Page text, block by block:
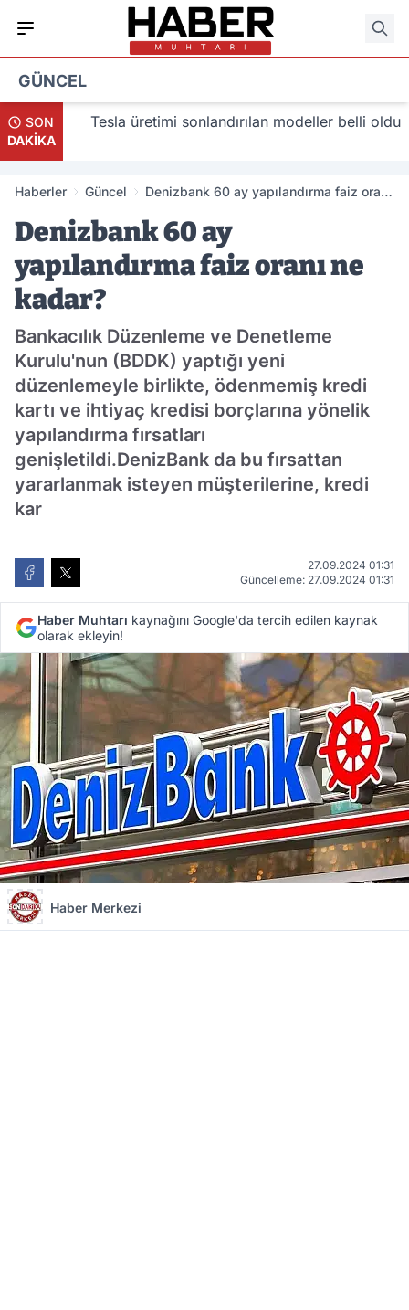
GÜNCEL
SON
DAKİKA
Tesla üretimi sonlandırılan modeller belli oldu
Haberler Güncel
Denizbank 60 ay yapılandırma faiz oranı
Denizbank 60 ay
yapılandırma faiz oranı ne
kadar?
Bankacılık Düzenleme ve Denetleme
Kurulu'nun (BDDK) yaptığı yeni
düzenlemeyle birlikte, ödenmemiş kredi
kartı ve ihtiyaç kredisi borçlarına yönelik
yapılandırma fırsatları
genişletildi.DenizBank da bu fırsattan
yararlanmak isteyen müşterilerine, kredi
kar
27.09.2024 01:31
Güncelleme: 27.09.2024 01:31
Haber Muhtarı kaynağını Google'da tercih edilen kaynak
olarak ekleyin!
Haber Merkezi